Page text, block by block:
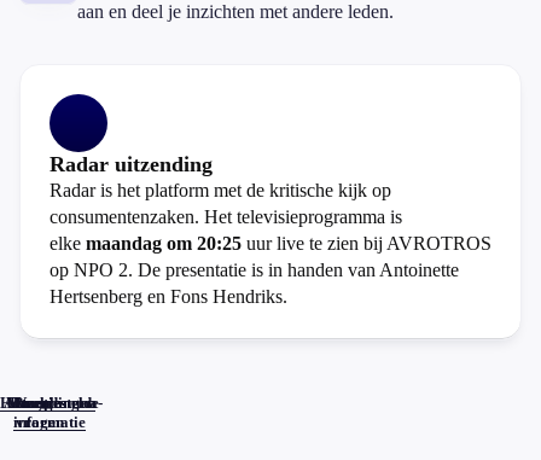
aan en deel je inzichten met andere leden.
Radar uitzending
Radar is het platform met de kritische kijk op
consumentenzaken. Het televisieprogramma is
elke maandag om 20:25 uur live te zien bij AVROTROS
op NPO 2. De presentatie is in handen van Antoinette
Hertsenberg en Fons Hendriks.
Home
Actueel
Uitzendingen
Reacties
Programma-
informatie
Veelgestelde
vragen